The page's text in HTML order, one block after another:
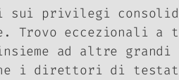
sui privilegi
eccezionali a
ad altre
che i direttori di